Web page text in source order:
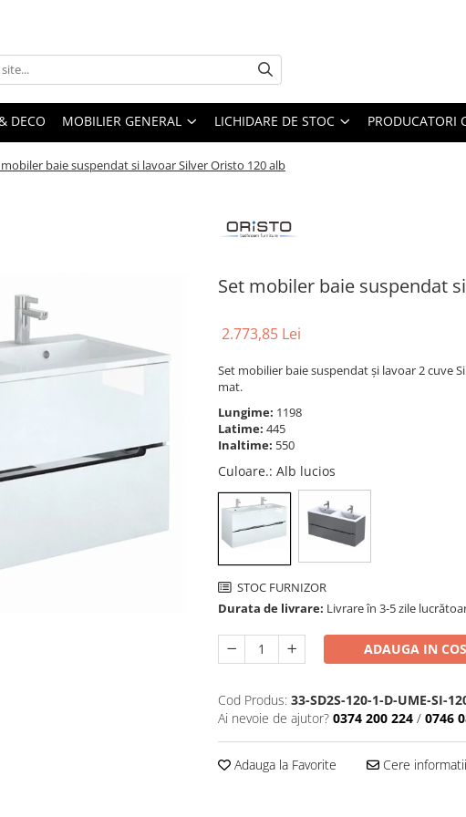
DECO MOBILIER GENERAL LICHIDARE DE STOC PRODUCATORI
baie suspendat si lavoar Silver Oristo 120 alb
Set mobiler baie suspendat
2.773,85 Lei
Set mobilier baie suspendat și lavoar 2 cuve
mat.
Lungime: 1198
Latime: 445
Inaltime: 550
Culoare.: Alb lucios
STOC FURNIZOR
Durata de livrare: Livrare în 3-5 zile
ADAUGA IN COS
Cod Produs: 33-SD2S-120-1-D-UME-SI-
Ai nevoie de ajutor? 0374 200 224 / 0746
Adauga la Favorite Cere informatii